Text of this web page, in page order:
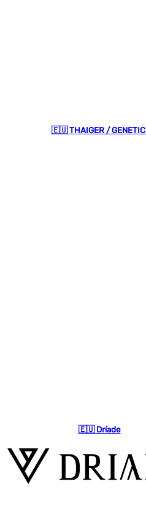
🇪🇺 THAIGER / GENETIC
🇪🇺 Dríade